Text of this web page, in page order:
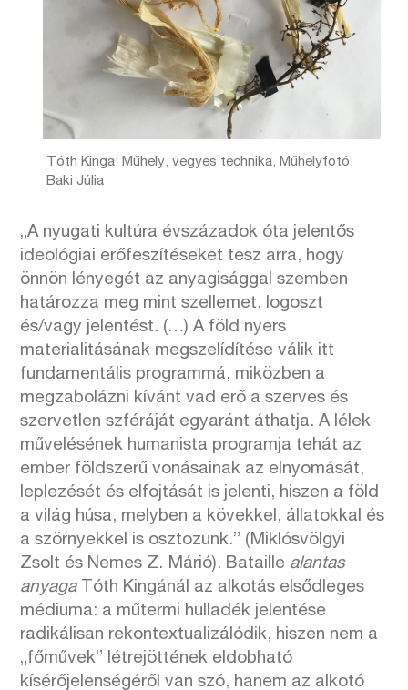
Tóth Kinga: Műhely, vegyes technika, Műhelyfotó:
Baki Júlia
„A nyugati kultúra évszázadok óta jelentős
ideológiai erőfeszítéseket tesz arra, hogy
önnön lényegét az anyagisággal szemben
határozza meg mint szellemet, logoszt
és/vagy jelentést. (…) A föld nyers
materialitásának megszelídítése válik itt
fundamentális programmá, miközben a
megzabolázni kívánt vad erő a szerves és
szervetlen szféráját egyaránt áthatja. A lélek
művelésének humanista programja tehát az
ember földszerű vonásainak az elnyomását,
leplezését és elfojtását is jelenti, hiszen a föld
a világ húsa, melyben a kövekkel, állatokkal és
a szörnyekkel is osztozunk.” (Miklósvölgyi
Zsolt és Nemes Z. Márió). Bataille alantas
anyagaTóth Kingánál az alkotás elsődleges
médiuma: a műtermi hulladék jelentése
radikálisan rekontextualizálódik, hiszen nem a
„főművek” létrejöttének eldobható
kísérőjelenségéről van szó, hanem az alkotó